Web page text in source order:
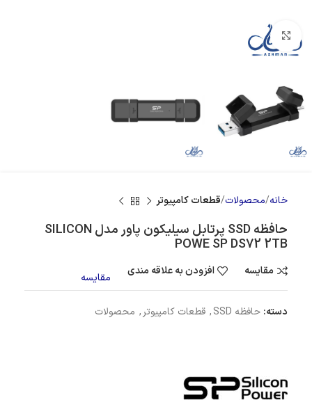
بزرگنمایی تصویر
خانه محصولات قطعات کامپیوتر
حافظه SSD پرتابل سیلیکون پاور مدل SILICON
POWE SP DS72 2TB
مقایسه افزودن به علاقه مندی مقایسه
دسته: حافظه SSD , قطعات کامپیوتر , محصولات